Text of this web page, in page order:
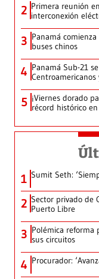
2 Primera reunión
interconexión
3 Panamá
buses chinos
4 Panamá Sub-21
Centroamericanos
5 ¡Viernes dorado
récord histórico
1 Sumit Seth:
2 Sector privado de
Puerto Libre
3 Polémica reforma
sus circuitos
4 Procurador: